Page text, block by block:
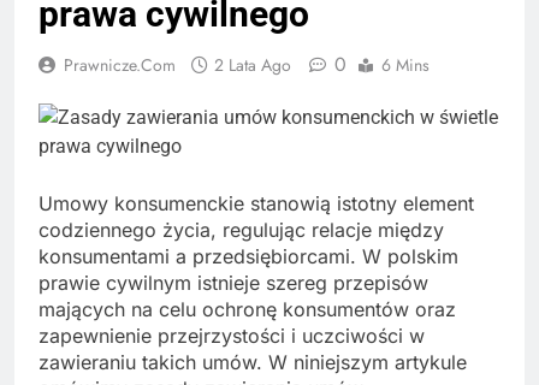
prawa cywilnego
Prawnicze.com 2 Lata Ago 0 6 Mins
Umowy konsumenckie stanowią istotny element
codziennego życia, regulując relacje między
konsumentami a przedsiębiorcami. W polskim
prawie cywilnym istnieje szereg przepisów
mających na celu ochronę konsumentów oraz
zapewnienie przejrzystości i uczciwości w
zawieraniu takich umów. W niniejszym artykule